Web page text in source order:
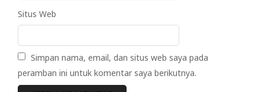
Situs Web
Simpan nama, email, dan situs web saya pada
peramban ini untuk komentar saya berikutnya.